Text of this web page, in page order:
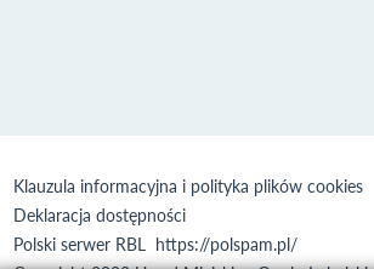
Klauzula informacyjna i polityka plików cookies
Deklaracja dostępności
Polski serwer RBL https://polspam.pl/